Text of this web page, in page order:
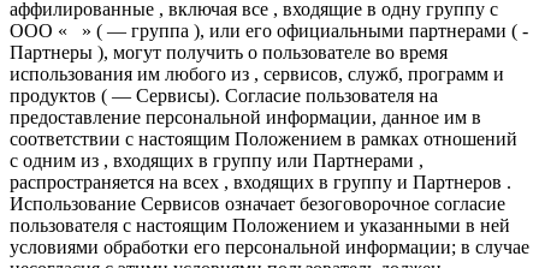
аффилированные , включая все , входящие в одну группу с
ООО « » ( — группа ), или его официальными партнерами ( -
Партнеры ), могут получить о пользователе во время
использования им любого из , сервисов, служб, программ и
продуктов ( — Сервисы). Согласие пользователя на
предоставление персональной информации, данное им в
соответствии с настоящим Положением в рамках отношений
с одним из , входящих в группу или Партнерами ,
распространяется на всех , входящих в группу и Партнеров .
Использование Сервисов означает безоговорочное согласие
пользователя с настоящим Положением и указанными в ней
условиями обработки его персональной информации; в случае